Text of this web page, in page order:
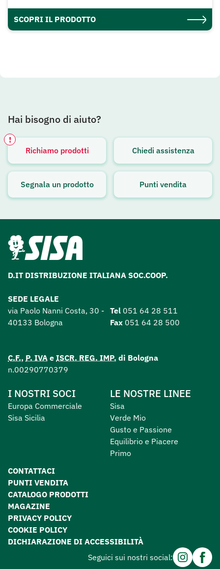
SCOPRI IL PRODOTTO
Hai bisogno di aiuto?
Richiamo prodotti
!
Avviso attivo
Chiedi assistenza
Segnala un prodotto Punti vendita
D.IT DISTRIBUZIONE ITALIANA SOC.COOP.
SEDE LEGALE
via Paolo Nanni Costa, 30 -
40133 Bologna
Tel 051 64 28 511
Fax 051 64 28 500
C.F., P. IVA e ISCR. REG. IMP. di Bologna
n.00290770379
I NOSTRI SOCI
Europa Commerciale
Sisa Sicilia
LE NOSTRE LINEE
Sisa
Verde Mio
Gusto e Passione
Equilibrio e Piacere
Primo
CONTATTACI
PUNTI VENDITA
CATALOGO PRODOTTI
MAGAZINE
PRIVACY POLICY
COOKIE POLICY
DICHIARAZIONE DI ACCESSIBILITÀ
Seguici sui nostri social:Instagram